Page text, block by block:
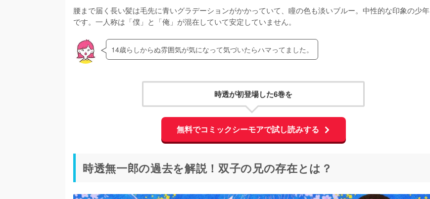
腰まで届く長い髪は毛先に青いグラデーションがかかっていて、瞳の色も淡いブルー。中性的な印象の少年
です。一人称は「僕」と「俺」が混在していて安定していません。
14歳らしからぬ雰囲気が気になって気づいたらハマってました。
時透が初登場した6巻を
無料でコミックシーモアで試し読みする
時透無一郎の過去を解説！双子の兄の存在とは？